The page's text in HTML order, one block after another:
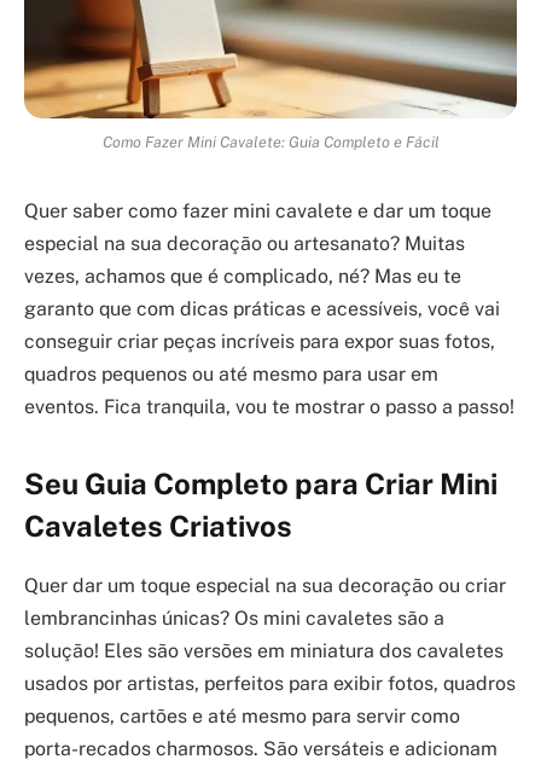
Como Fazer Mini Cavalete: Guia Completo e Fácil
Quer saber como fazer mini cavalete e dar um toque
especial na sua decoração ou artesanato? Muitas
vezes, achamos que é complicado, né? Mas eu te
garanto que com dicas práticas e acessíveis, você vai
conseguir criar peças incríveis para expor suas fotos,
quadros pequenos ou até mesmo para usar em
eventos. Fica tranquila, vou te mostrar o passo a passo!
Seu Guia Completo para Criar Mini
Cavaletes Criativos
Quer dar um toque especial na sua decoração ou criar
lembrancinhas únicas? Os mini cavaletes são a
solução! Eles são versões em miniatura dos cavaletes
usados por artistas, perfeitos para exibir fotos, quadros
pequenos, cartões e até mesmo para servir como
porta-recados charmosos. São versáteis e adicionam